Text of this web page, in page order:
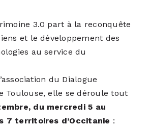
3.0 part à la reconquête
et le développement des
au service du
du Dialogue
Toulouse, elle se déroule tout
du mercredi 5 au
7 territoires d’Occitanie :